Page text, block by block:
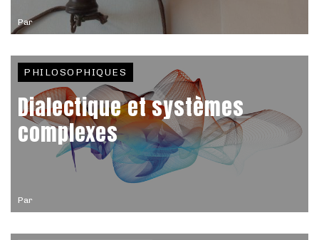
Par
Par
PHILOSOPHIQUES
Dialectique et systèmes
complexes